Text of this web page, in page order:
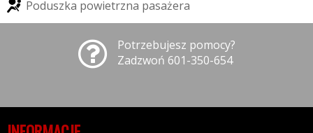
Poduszka powietrzna pasażera
Potrzebujesz pomocy?
Zadzwoń 601-350-654